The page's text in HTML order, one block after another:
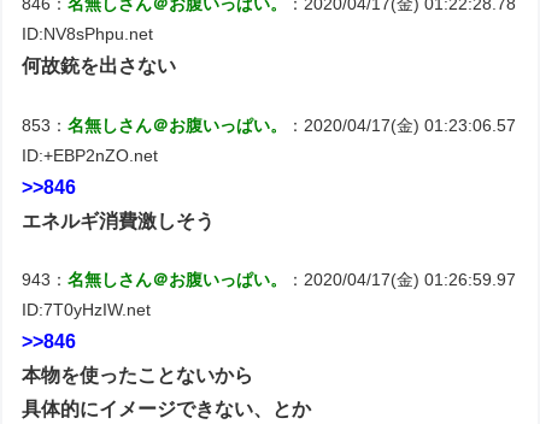
846：名無しさん＠お腹いっぱい。
：2020/04/17(金) 01:22:28.78
ID:NV8sPhpu.net
何故銃を出さない
853：名無しさん＠お腹いっぱい。
：2020/04/17(金) 01:23:06.57
ID:+EBP2nZO.net
>>846
エネルギ消費激しそう
943：名無しさん＠お腹いっぱい。
：2020/04/17(金) 01:26:59.97
ID:7T0yHzIW.net
>>846
本物を使ったことないから
具体的にイメージできない、とか